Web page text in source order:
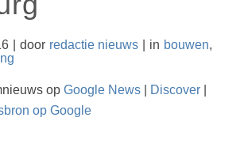
door redactie nieuws in bouwen,
op Google News| Discover|
op Google